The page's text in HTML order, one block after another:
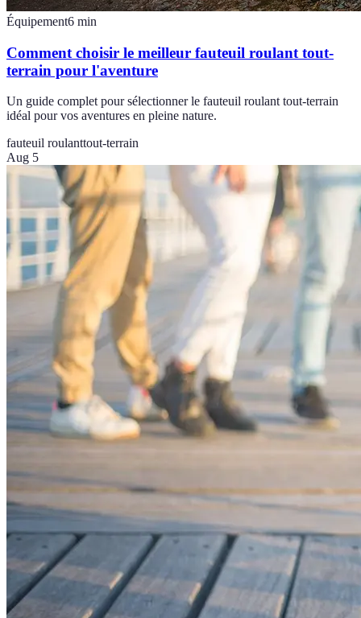
Équipement6 min
Comment choisir le meilleur fauteuil roulant tout-
terrain pour l'aventure
Un guide complet pour sélectionner le fauteuil roulant tout-terrain
idéal pour vos aventures en pleine nature.
fauteuil roulanttout-terrain
Aug 5